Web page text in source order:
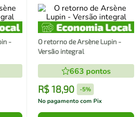
-
O retorno de Arsène Lupin -
Versão integral
663 pontos
R$ 18,90 -5%
No pagamento com Pix